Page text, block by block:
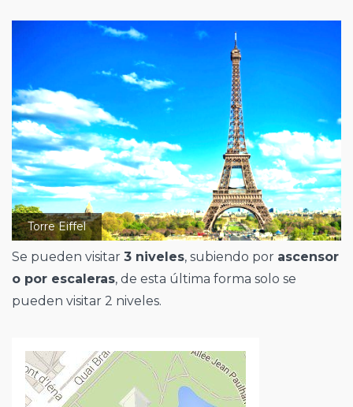
Torre Eiffel
Se pueden visitar 3 niveles, subiendo por ascensor
o por escaleras, de esta última forma solo se
pueden visitar 2 niveles.